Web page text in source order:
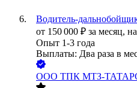
Водитель-
от 150 000 ₽ за месяц,
Опыт 1-3 года
Выплаты: Два раза в
ООО ТПК МТЗ-